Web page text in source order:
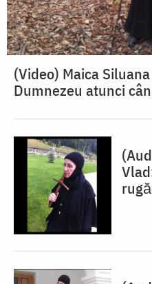
(Video) Maica
Dumnezeu atunci